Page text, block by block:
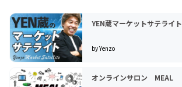
YEN蔵マーケットサテライト
by Yenzo
オンラインサロン MEAL